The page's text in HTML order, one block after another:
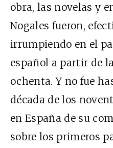
obra, las novelas y
Nogales fueron,
irrumpiendo en el
español a partir de
ochenta. Y no fue
década de los
en España de su
sobre los primeros